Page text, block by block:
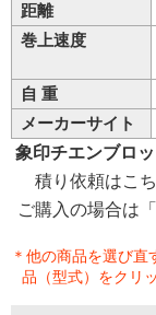
距離
巻上速度
自 重
メーカーサイト
象印チエンブロ
積り依頼はこ
ご購入の場合は
＊他の商品を選び
品（型式）をクリ